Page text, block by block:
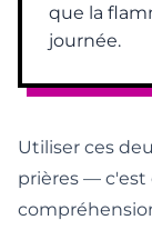
que la
journée.
Utiliser ces
prières —